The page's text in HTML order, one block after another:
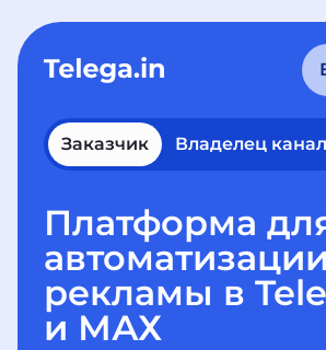
Заказчик Владелец
Платформа
автоматизации
рекламы в
и МАХ